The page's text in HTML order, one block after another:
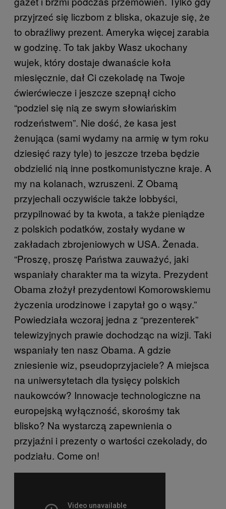
przyjrzeć się liczbom z bliska, okazuje się, że
to obraźliwy prezent. Ameryka więcej zarabia
w godzinę. To tak jakby Wasz ukochany
wujek, który dostaje dwanaście koła
miesięcznie, dał Ci czekoladę na Twoje
ćwierćwiecze i jeszcze szepnął cicho
“podziel się nią ze swym słowiańskim
rodzeństwem”. Nie dość, że kasa jest
żenująca (sami wydamy na armię w tym roku
dziesięć razy tyle) to jeszcze trzeba będzie
obdzielić nią inne postkomunistyczne kraje. A
my na kolanach, wzruszeni. Z Obamą
przyjechali oczywiście także lobbyści,
przypilnować by ta kwota, a także pieniądze
z polskich podatków, zostały wydane w
zakładach zbrojeniowych w USA. Żenada.
“Proszę, proszę Państwa zauważyć, jaki
wspaniały charakter ma ta wizyta. Prezydent
Obama złożył prezydentowi Komorowskiemu
życzenia urodzinowe i zapytał go o wąsy.”
Powiedziała wczoraj jedna z “prezenterek”
telewizyjnych prawie dochodząc na wizji. Taki
wspaniały ten nasz Obama. A gdzie
zniesienie wiz, pseudoprzyjaciele? A miejsca
na uniwersytetach dla tysięcy polskich
naukowców? Innowacje technologiczne na
europejską wyłączność, skorośmy tak
blisko? Na wystarczą zapewnienia o
przyjaźni i prezenty o wartości czekolady, do
podziału. Come on!